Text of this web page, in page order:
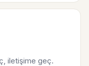
iletişime geç.